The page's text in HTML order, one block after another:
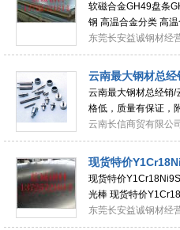
软磁合金GH49盘条
钢 高温合金分类 高
效硬化合金。时效硬
东莞长安益诚钢材经
云南最大钢材总
云南最大钢材总经销/
格低，质量有保证，
QQ：1498514105
云南长信商贸有限公司
现货特价
现货特价
光棒 现货特价
成分： C： 0.15 Mn
东莞长安益诚钢材经